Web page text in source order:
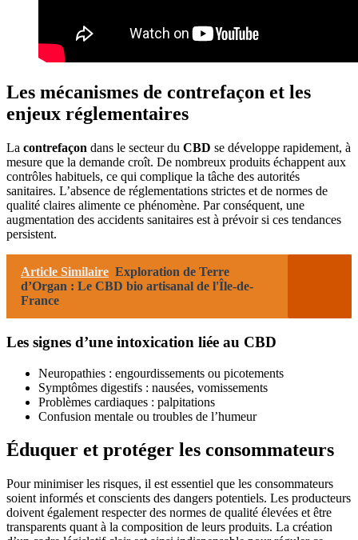
Les mécanismes de contrefaçon et les
enjeux réglementaires
La contrefaçon dans le secteur du CBD se développe rapidement, à
mesure que la demande croît. De nombreux produits échappent aux
contrôles habituels, ce qui complique la tâche des autorités
sanitaires. L’absence de réglementations strictes et de normes de
qualité claires alimente ce phénomène. Par conséquent, une
augmentation des accidents sanitaires est à prévoir si ces tendances
persistent.
Article Similaire Exploration de Terre
d’Organ : Le CBD bio artisanal de l'Île-de-
France
Les signes d’une intoxication liée au CBD
Neuropathies : engourdissements ou picotements
Symptômes digestifs : nausées, vomissements
Problèmes cardiaques : palpitations
Confusion mentale ou troubles de l’humeur
Éduquer et protéger les consommateurs
Pour minimiser les risques, il est essentiel que les consommateurs
soient informés et conscients des dangers potentiels. Les producteurs
doivent également respecter des normes de qualité élevées et être
transparents quant à la composition de leurs produits. La création